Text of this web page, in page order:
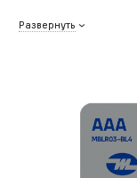
Развернуть